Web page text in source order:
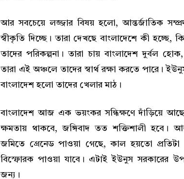
আর সবচেয়ে লজ্জার বিষয় হলো, আন্তর্জাতিক
স্বীকৃতি দিচ্ছে। তারা দেখছে বাংলাদেশে কী হচ্ছে,
তাদের পরিকল্পনা। তারা চায় বাংলাদেশ দুর্বল
তারা এই অঞ্চলে তাদের স্বার্থ রক্ষা করতে পারে।
বাংলাদেশ হলো তাদের খেলার মাঠ।
বাংলাদেশ আজ এক ভয়ংকর সন্ধিক্ষণে দাঁড়িয়ে
ক্ষমতায় থাকবে, জঙ্গিবাদ তত শক্তিশালী হবে।
জমিতে গ্রেনেড পাওয়া গেছে, কাল হয়তো প্রতিটা
বিস্ফোরক পাওয়া যাবে। এটাই ইউনুস সরকারের
জন্য।